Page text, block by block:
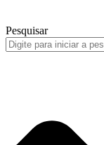
Pesquisar